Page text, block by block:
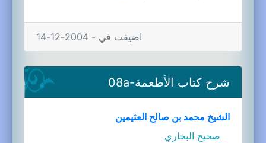
اضيفت في - 2004-12-14
شرح كتاب الأطعمة-08a
الشيخ محمد بن صالح العثيمين
صحيح البخاري